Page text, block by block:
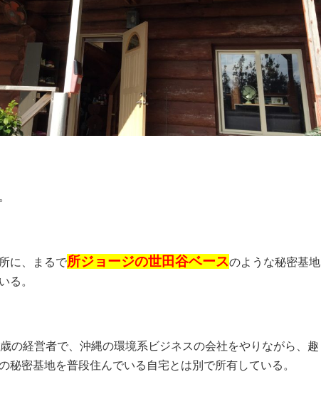
に、まるで所ジョージの世田谷ベースのような秘密基地
る。
の経営者で、沖縄の環境系ビジネスの会社をやりながら、趣
秘密基地を普段住んでいる自宅とは別で所有している。